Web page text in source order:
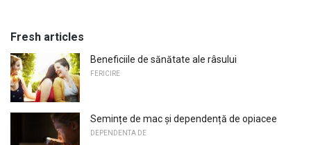
Fresh articles
Beneficiile de sănătate ale râsului
FERICIRE
Semințe de mac și dependență de opiacee
DEPENDENTA DE